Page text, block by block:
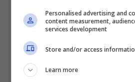
davvero di affidarsi ad
andare avanti ancora con
che però va convinto.
Personalised advertising and
content measurement,
services development
Store and/or access
Learn more